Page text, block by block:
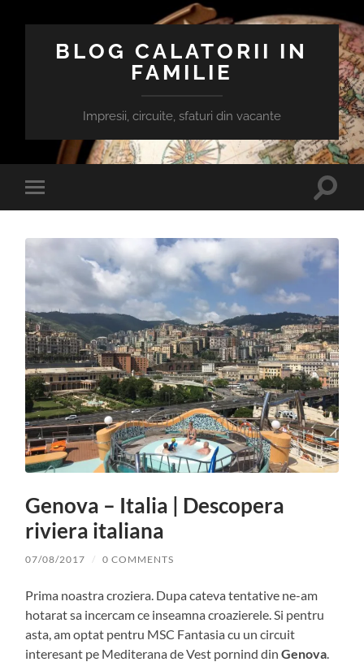
BLOG CALATORII IN
FAMILIE
Impresii, circuite, sfaturi din vacante
Toggle
mobile
Toggle
Genova – Italia | Descopera
riviera italiana
07/08/2017 / 0 COMMENTS
Prima noastra croziera. Dupa cateva tentative ne-am
hotarat sa incercam ce inseamna croazierele. Si pentru
asta, am optat pentru MSC Fantasia cu un circuit
interesant pe Mediterana de Vest pornind dinGenova